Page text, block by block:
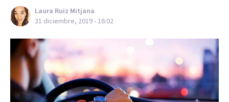
Laura Ruiz Mitjana
31 diciembre, 2019 - 16:02